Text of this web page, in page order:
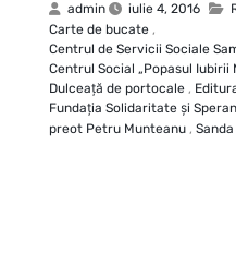
admin iulie 4, 2016
Carte de bucate ,
Centrul de Servicii Sociale
Centrul Social „Popasul Iubirii
Dulceaţă de portocale ,
Fundaţia Solidaritate şi
preot Petru Munteanu ,